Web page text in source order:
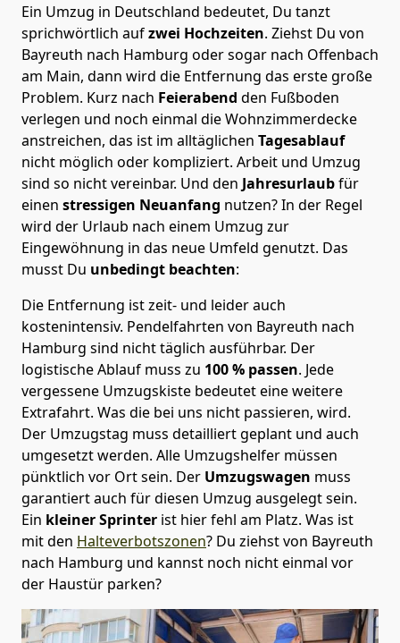
Ein Umzug in Deutschland bedeutet, Du tanzt
sprichwörtlich aufzwei Hochzeiten. Ziehst Du von
Bayreuth nach Hamburg oder sogar nach Offenbach
am Main, dann wird die Entfernung das erste große
Problem. Kurz nach Feierabend den Fußboden
verlegen und noch einmal die Wohnzimmerdecke
anstreichen, das ist im alltäglichen Tagesablauf
nicht möglich oder kompliziert. Arbeit und Umzug
sind so nicht vereinbar. Und den Jahresurlaubfür
einen stressigen Neuanfang nutzen? In der Regel
wird der Urlaub nach einem Umzug zur
Eingewöhnung in das neue Umfeld genutzt. Das
musst Du unbedingt beachten:
Die Entfernung ist zeit- und leider auch
kostenintensiv. Pendelfahrten von Bayreuth nach
Hamburg sind nicht täglich ausführbar. Der
logistische Ablauf muss zu 100 % passen. Jede
vergessene Umzugskiste bedeutet eine weitere
Extrafahrt. Was die bei uns nicht passieren, wird.
Der Umzugstag muss detailliert geplant und auch
umgesetzt werden. Alle Umzugshelfer müssen
pünktlich vor Ort sein. Der Umzugswagen muss
garantiert auch für diesen Umzug ausgelegt sein.
Ein kleiner Sprinter ist hier fehl am Platz. Was ist
mit den Halteverbotszonen? Du ziehst von Bayreuth
nach Hamburg und kannst noch nicht einmal vor
der Haustür parken?